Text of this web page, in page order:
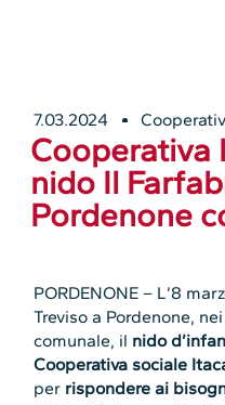
7.03.2024
Cooperativa
nido Il
Pordenone
PORDENONE – L’8
Treviso a Pordenone,
comunale, il nido
Cooperativa sociale
per rispondere ai